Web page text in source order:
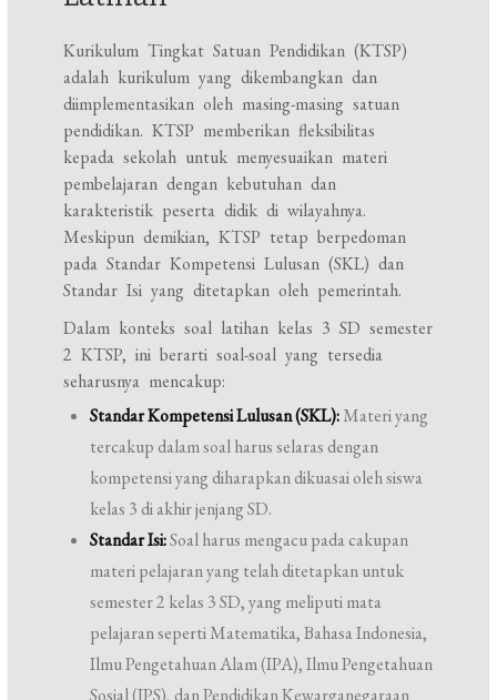
Kurikulum Tingkat Satuan Pendidikan (KTSP)
adalah kurikulum yang dikembangkan dan
diimplementasikan oleh masing-masing satuan
pendidikan. KTSP memberikan fleksibilitas
kepada sekolah untuk menyesuaikan materi
pembelajaran dengan kebutuhan dan
karakteristik peserta didik di wilayahnya.
Meskipun demikian, KTSP tetap berpedoman
pada Standar Kompetensi Lulusan (SKL) dan
Standar Isi yang ditetapkan oleh pemerintah.
Dalam konteks soal latihan kelas 3 SD semester
2 KTSP, ini berarti soal-soal yang tersedia
seharusnya mencakup:
Standar Kompetensi Lulusan (SKL):Materi yang
tercakup dalam soal harus selaras dengan
kompetensi yang diharapkan dikuasai oleh siswa
kelas 3 di akhir jenjang SD.
Standar Isi:Soal harus mengacu pada cakupan
materi pelajaran yang telah ditetapkan untuk
semester 2 kelas 3 SD, yang meliputi mata
pelajaran seperti Matematika, Bahasa Indonesia,
Ilmu Pengetahuan Alam (IPA), Ilmu Pengetahuan
Sosial (IPS), dan Pendidikan Kewarganegaraan